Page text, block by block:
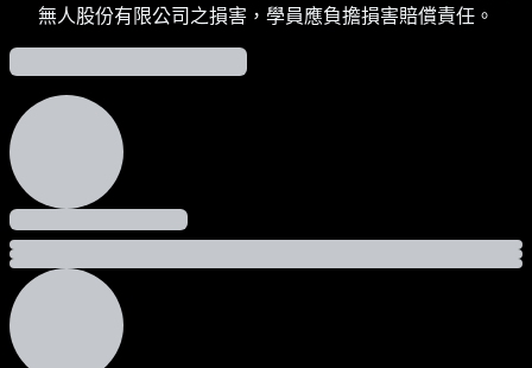
無人股份有限公司之損害，學員應負擔損害賠償責任。